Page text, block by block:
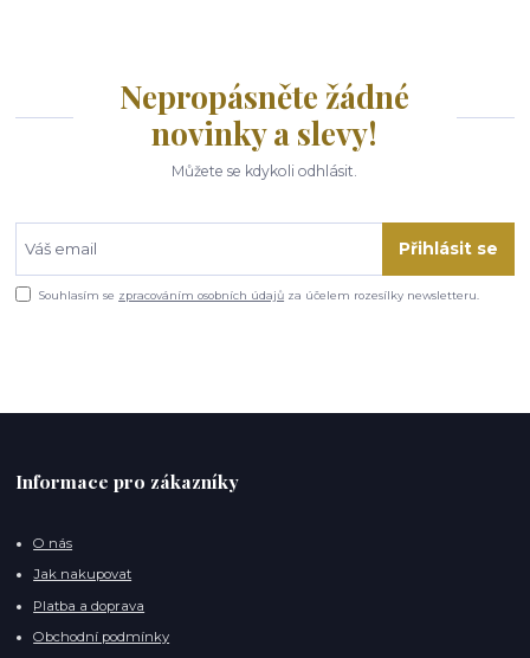
Nepropásněte žádné
novinky a slevy!
Můžete se kdykoli odhlásit.
Přihlásit se
Souhlasím se zpracováním osobních údajů za účelem rozesílky newsletteru.
Informace pro zákazníky
O nás
Jak nakupovat
Platba a doprava
Obchodní podmínky